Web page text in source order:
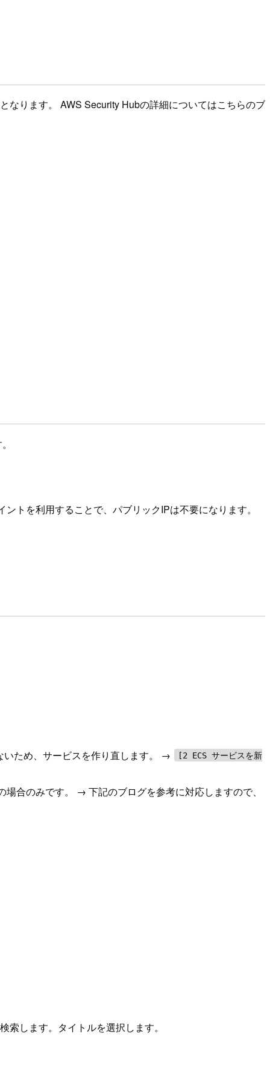
なります。 AWS Security Hubの詳細についてはこちらのブ
トを利用することで、パブリックIPは不要になります。
いため、サービスを作り直します。 →
[2 ECS サービスを新
合のみです。 → 下記のブログを参考に対応しますので、
します。タイトルを選択します。